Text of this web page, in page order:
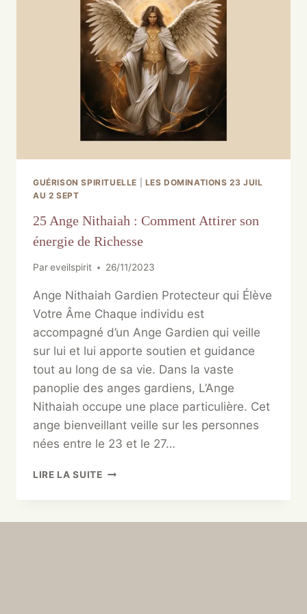
GUÉRISON SPIRITUELLE
LES DOMINATIONS 23 JUIL
AU 2 SEPT
25 Ange Nithaiah : Comment Attirer son
énergie de Richesse
Pareveilspirit 26/11/2023
Ange Nithaiah Gardien Protecteur qui Élève
Votre Âme Chaque individu est
accompagné d’un Ange Gardien qui veille
sur lui et lui apporte soutien et guidance
tout au long de sa vie. Dans la vaste
panoplie des anges gardiens, L’Ange
Nithaiah occupe une place particulière. Cet
ange bienveillant veille sur les personnes
nées entre le 23 et le 27…
LIRE LA SUITE